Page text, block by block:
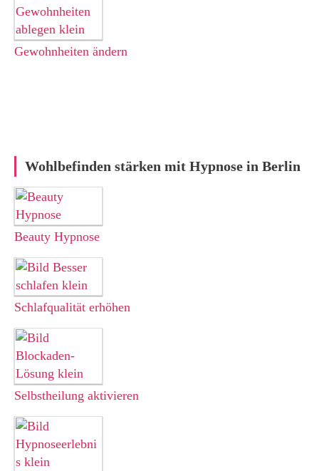
Gewohnheiten ändern
Wohlbefinden stärken mit Hypnose in Berlin
Beauty Hypnose
Schlafqualität erhöhen
Selbstheilung aktivieren